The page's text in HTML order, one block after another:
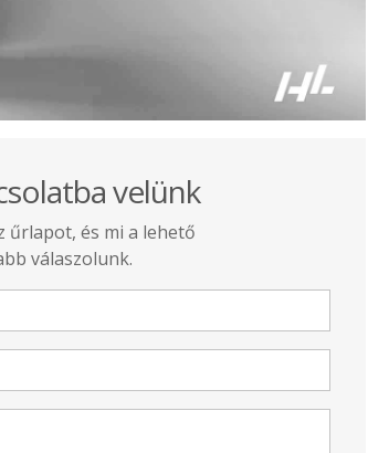
velünk
űrlapot, és mi a lehető
válaszolunk.